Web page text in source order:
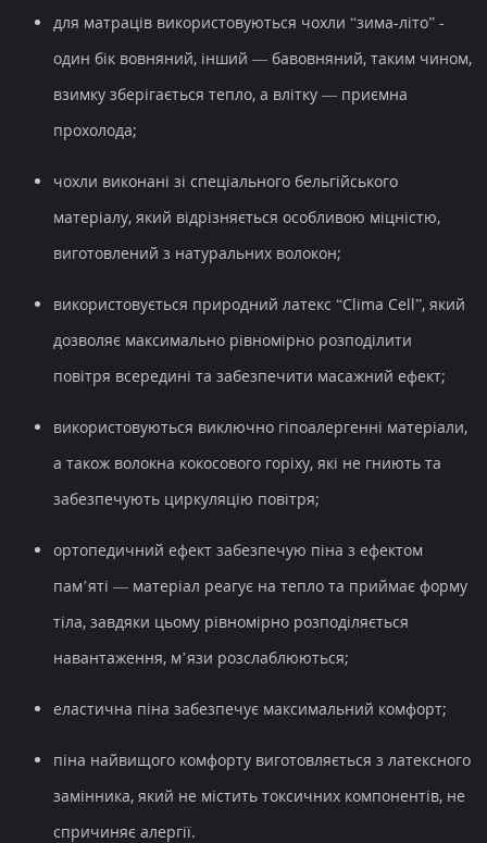
для матраців використовуються чохли “зима-літо” -
один бік вовняний, інший — бавовняний, таким чином,
взимку зберігається тепло, а влітку — приємна
прохолода;
чохли виконані зі спеціального бельгійського
матеріалу, який відрізняється особливою міцністю,
виготовлений з натуральних волокон;
використовується природний латекс “Clima Cell”, який
дозволяє максимально рівномірно розподілити
повітря всередині та забезпечити масажний ефект;
використовуються виключно гіпоалергенні матеріали,
а також волокна кокосового горіху, які не гниють та
забезпечують циркуляцію повітря;
ортопедичний ефект забезпечую піна з ефектом
пам’яті — матеріал реагує на тепло та приймає форму
тіла, завдяки цьому рівномірно розподіляється
навантаження, м’язи розслаблюються;
еластична піна забезпечує максимальний комфорт;
піна найвищого комфорту виготовляється з латексного
замінника, який не містить токсичних компонентів, не
спричиняє алергії.